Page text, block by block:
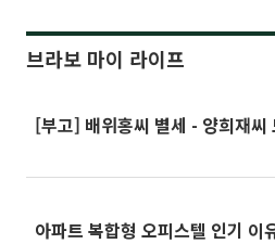
브라보 마이 라이프
[부고] 배위홍씨 별세 - 양희재씨
아파트 복합형 오피스텔 인기